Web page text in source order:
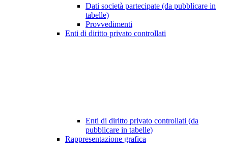
Dati società partecipate (da pubblicare in
tabelle)
Provvedimenti
Enti di diritto privato controllati
Enti di diritto privato controllati (da
pubblicare in tabelle)
Rappresentazione grafica